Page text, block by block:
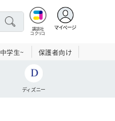
講談社
コクリコ
マイページ
中学生~ 保護者向け
ディズニー